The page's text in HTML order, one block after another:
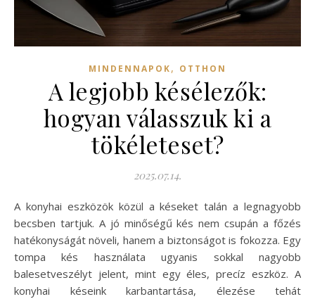
MINDENNAPOK, OTTHON
A legjobb késélezők:
hogyan válasszuk ki a
tökéleteset?
2025.07.14.
A konyhai eszközök közül a késeket talán a legnagyobb
becsben tartjuk. A jó minőségű kés nem csupán a főzés
hatékonyságát növeli, hanem a biztonságot is fokozza. Egy
tompa kés használata ugyanis sokkal nagyobb
balesetveszélyt jelent, mint egy éles, precíz eszköz. A
konyhai késeink karbantartása, élezése tehát